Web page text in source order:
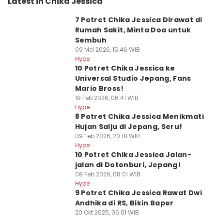
7 Potret Chika Jessica Dirawat di
Rumah Sakit, Minta Doa untuk
Sembuh
09 Mei 2026, 15:46 WIB
Hype
10 Potret Chika Jessica ke
Universal Studio Jepang, Fans
Mario Bross!
19 Feb 2026, 06:41 WIB
Hype
8 Potret Chika Jessica Menikmati
Hujan Salju di Jepang, Seru!
09 Feb 2026, 20:18 WIB
Hype
10 Potret Chika Jessica Jalan-
jalan di Dotonburi, Jepang!
08 Feb 2026, 08:01 WIB
Hype
9 Potret Chika Jessica Rawat Dwi
Andhika di RS, Bikin Baper
20 Okt 2025, 06:01 WIB